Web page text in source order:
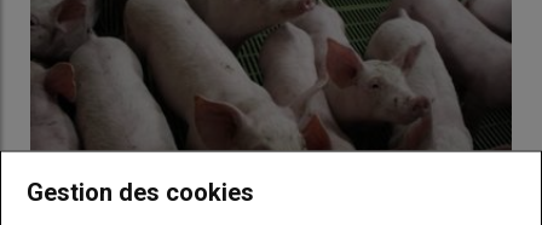
Gestion des cookies